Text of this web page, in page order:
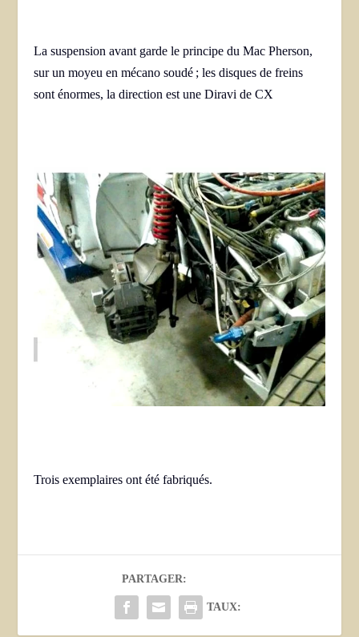
La suspension avant garde le principe du Mac Pherson,
sur un moyeu en mécano soudé ; les disques de freins
sont énormes, la direction est une Diravi de CX
Trois exemplaires ont été fabriqués.
PARTAGER:
TAUX: